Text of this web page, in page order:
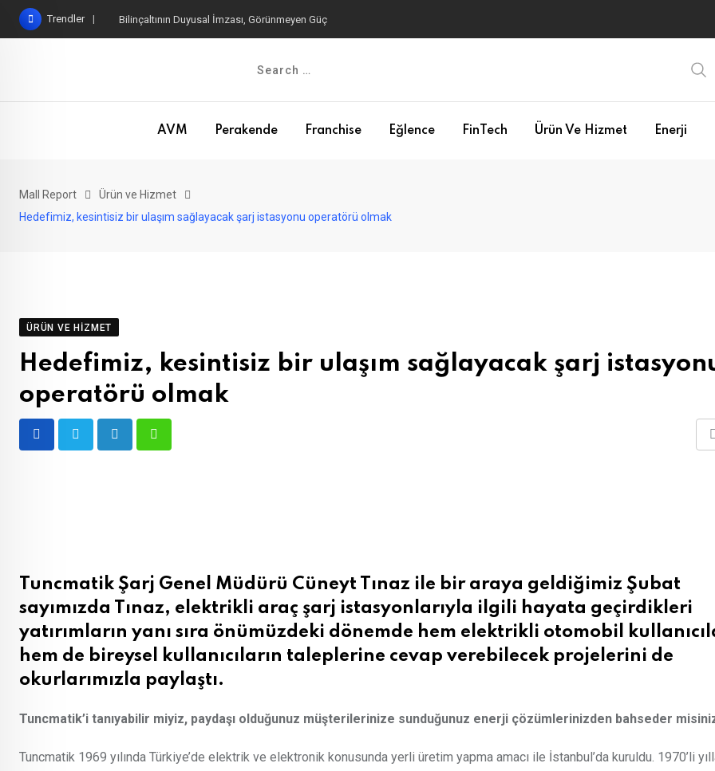
Skip
Trendler Bilinçaltının Duyusal İmzası, Görünmeyen Güç
AVM Perakende Franchise Eğlence FinTech Ürün Ve Hizmet Enerji
Mall Report
Ürün ve Hizmet
Hedefimiz, kesintisiz bir ulaşım sağlayacak şarj istasyonu operatörü olmak
ÜRÜN VE HIZMET
Hedefimiz, kesintisiz bir ulaşım sağlayacak şarj
operatörü olmak
Tuncmatik Şarj Genel Müdürü Cüneyt Tınaz ile bir araya geldiğimiz Şubat
sayımızda Tınaz, elektrikli araç şarj istasyonlarıyla ilgili hayata geçirdikleri
yatırımların yanı sıra önümüzdeki dönemde hem elektrikli otomobil
hem de bireysel kullanıcıların taleplerine cevap verebilecek projelerini de
okurlarımızla paylaştı.
Tuncmatik’i tanıyabilir miyiz, paydaşı olduğunuz müşterilerinize sunduğunuz enerji çözümlerinizden bahseder
Tuncmatik 1969 yılında Türkiye’de elektrik ve elektronik konusunda yerli üretim yapma amacı ile İstanbul’da kuruldu. 1970’li